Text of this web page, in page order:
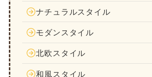
ナチュラルスタイル
モダンスタイル
北欧スタイル
和風スタイル